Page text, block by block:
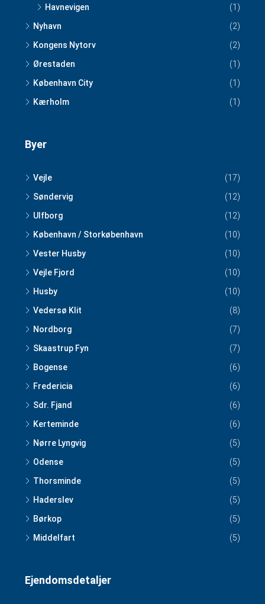
Havnevigen
(1)
Nyhavn
(2)
Kongens Nytorv
(2)
Ørestaden
(1)
København City
(1)
Kærholm
(1)
Byer
Vejle
(17)
Søndervig
(12)
Ulfborg
(12)
København / Storkøbenhavn
(10)
Vester Husby
(10)
Vejle Fjord
(10)
Husby
(10)
Vedersø Klit
(8)
Nordborg
(7)
Skaastrup Fyn
(7)
Bogense
(6)
Fredericia
(6)
Sdr. Fjand
(6)
Kerteminde
(6)
Nørre Lyngvig
(5)
Odense
(5)
Thorsminde
(5)
Haderslev
(5)
Børkop
(5)
Middelfart
(5)
Ejendomsdetaljer